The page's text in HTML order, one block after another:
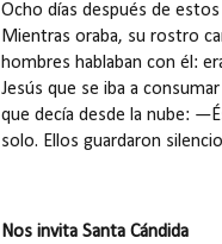
Ocho días después de
Mientras oraba, su rostro
hombres hablaban con él:
Jesús que se iba a
que decía desde la nube:
solo. Ellos guardaron
Nos invita Santa Cándida